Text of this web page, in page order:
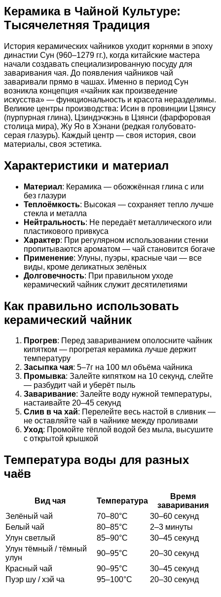
Керамика в Чайной Культуре:
Тысячелетняя Традиция
История керамических чайников уходит корнями в эпоху
династии Сун (960–1279 гг.), когда китайские мастера
начали создавать специализированную посуду для
заваривания чая. До появления чайников чай
заваривали прямо в чашах. Именно в период Сун
возникла концепция «чайник как произведение
искусства» — функциональность и красота неразделимы.
Великие центры производства: Исин в провинции Цзянсу
(пурпурная глина), Цзиндэчжэнь в Цзянси (фарфоровая
столица мира), Жу Яо в Хэнани (редкая голубовато-
серая глазурь). Каждый центр — своя история, свои
материалы, своя эстетика.
Характеристики и материал
Материал: Керамика — обожжённая глина с или
без глазури
Теплоёмкость: Высокая — сохраняет тепло лучше
стекла и металла
Нейтральность: Не передаёт металлического или
пластикового привкуса
Характер: При регулярном использовании стенки
пропитываются ароматом — чай становится богаче
Применение: Улуны, пуэры, красные чаи — все
виды, кроме деликатных зелёных
Долговечность: При правильном уходе
керамический чайник служит десятилетиями
Как правильно использовать
керамический чайник
Прогрев: Перед завариванием ополосните чайник
кипятком — прогретая керамика лучше держит
температуру
Засыпка чая: 5–7г на 100 мл объёма чайника
Промывка: Залейте кипятком на 10 секунд, слейте
— разбудит чай и уберёт пыль
Заваривание: Залейте воду нужной температуры,
настаивайте 20–45 секунд
Слив в ча хай: Перелейте весь настой в сливник —
не оставляйте чай в чайнике между проливами
Уход: Промойте тёплой водой без мыла, высушите
с открытой крышкой
Температура воды для разных
чаёв
Вид чая Температура
Время
заваривания
Зелёный чай
70–80°C
30–60 секунд
Белый чай
80–85°C
2–3 минуты
Улун светлый
85–90°C
30–45 секунд
Улун тёмный / тёмный
улун
90–95°C
20–30 секунд
Красный чай
90–95°C
30–45 секунд
Пуэр шу / хэй ча
95–100°C 20–30 секунд